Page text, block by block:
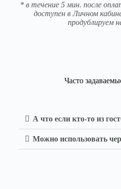
* в течение 5 мин. после
доступен в Личном
продублируем
Часто
А что если кто-то из
Можно использовать